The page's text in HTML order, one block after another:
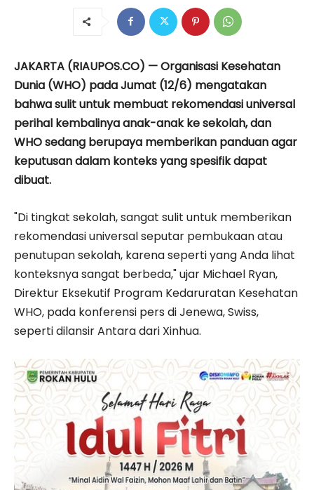
JAKARTA (RIAUPOS.CO) — Organisasi Kesehatan
Dunia (WHO) pada Jumat (12/6) mengatakan
bahwa sulit untuk membuat rekomendasi universal
perihal kembalinya anak-anak ke sekolah, dan
WHO sedang berupaya memberikan panduan agar
keputusan dalam konteks yang spesifik dapat
dibuat.
"Di tingkat sekolah, sangat sulit untuk memberikan
rekomendasi universal seputar pembukaan atau
penutupan sekolah, karena seperti yang Anda lihat
konteksnya sangat berbeda," ujar Michael Ryan,
Direktur Eksekutif Program Kedaruratan Kesehatan
WHO, pada konferensi pers di Jenewa, Swiss,
seperti dilansir Antara dari Xinhua.